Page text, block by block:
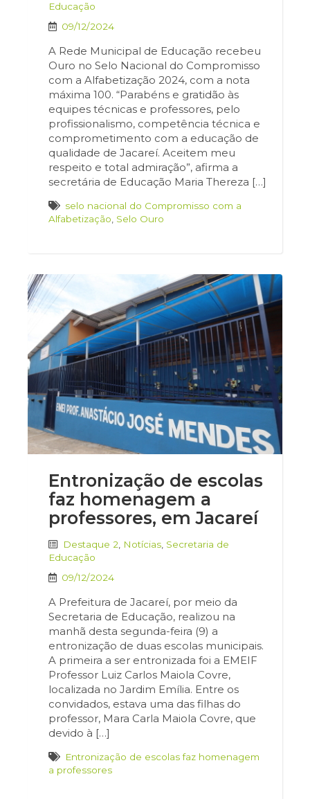
Educação
09/12/2024
A Rede Municipal de Educação recebeu
Ouro no Selo Nacional do Compromisso
com a Alfabetização 2024, com a nota
máxima 100. “Parabéns e gratidão às
equipes técnicas e professores, pelo
profissionalismo, competência técnica e
comprometimento com a educação de
qualidade de Jacareí. Aceitem meu
respeito e total admiração”, afirma a
secretária de Educação Maria Thereza […]
selo nacional do Compromisso com a
Alfabetização Selo Ouro
Entronização de escolas
faz homenagem a
professores, em Jacareí
Destaque 2 Notícias Secretaria de
Educação
09/12/2024
A Prefeitura de Jacareí, por meio da
Secretaria de Educação, realizou na
manhã desta segunda-feira (9) a
entronização de duas escolas municipais.
A primeira a ser entronizada foi a EMEIF
Professor Luiz Carlos Maiola Covre,
localizada no Jardim Emília. Entre os
convidados, estava uma das filhas do
professor, Mara Carla Maiola Covre, que
devido à […]
Entronização de escolas faz homenagem
a professores